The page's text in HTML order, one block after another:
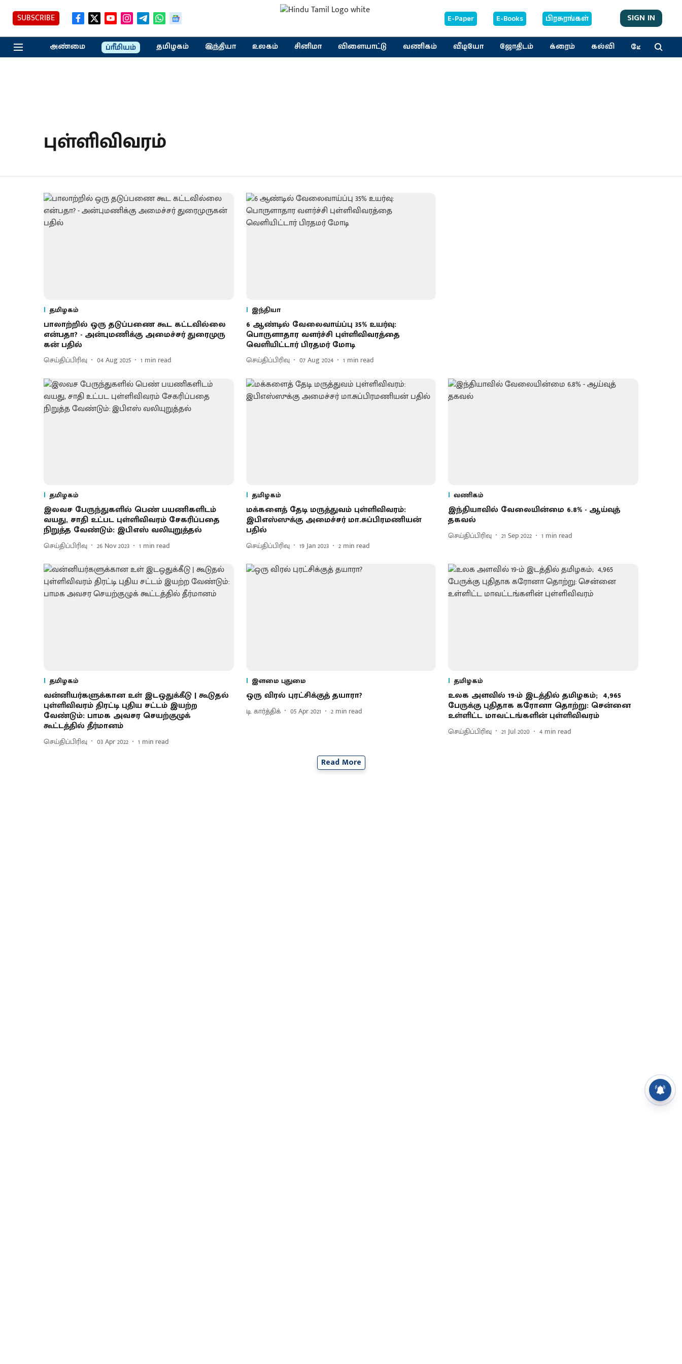
SUBSCRIBE E-Paper E-Books பிரசுரங்கள் SIGN IN
அண்மை ப்ரீமியம் தமிழகம் இந்தியா உலகம் சினிமா விளையாட்டு வணிகம் வீடியோ ஜோதிடம் க்ரைம் கல்வி மேலும்
புள்ளிவிவரம்
தமிழகம்
பாலாற்​றில் ஒரு தடுப்​பணை​ கூட கட்டவில்லை
என்பதா? - அன்​புமணிக்கு அமைச்​சர் துரை​முரு​
கன் பதில்
செய்திப்பிரிவு 04 Aug 2025 1 min read
இந்தியா
6 ஆண்டில் வேலைவாய்ப்பு 35% உயர்வு:
பொருளாதார வளர்ச்சி புள்ளிவிவரத்தை
வெளியிட்டார் பிரதமர் மோடி
செய்திப்பிரிவு 07 Aug 2024 1 min read
தமிழகம்
இலவச பேருந்துகளில் பெண் பயணிகளிடம்
வயது, சாதி உட்பட புள்ளிவிவரம் சேகரிப்பதை
நிறுத்த வேண்டும்: இபிஎஸ் வலியுறுத்தல்
செய்திப்பிரிவு 26 Nov 2023 1 min read
தமிழகம்
மக்களைத் தேடி மருத்துவம் புள்ளிவிவரம்:
இபிஎஸ்ஸுக்கு அமைச்சர் மா.சுப்பிரமணியன்
பதில்
செய்திப்பிரிவு 19 Jan 2023 2 min read
வணிகம்
இந்தியாவில் வேலையின்மை 6.8% - ஆய்வுத்
தகவல்
செய்திப்பிரிவு 21 Sep 2022 1 min read
தமிழகம்
வன்னியர்களுக்கான உள் இடஒதுக்கீடு | கூடுதல்
புள்ளிவிவரம் திரட்டி புதிய சட்டம் இயற்ற
வேண்டும்: பாமக அவசர செயற்குழுக்
கூட்டத்தில் தீர்மானம்
செய்திப்பிரிவு 03 Apr 2022 1 min read
இளமை புதுமை
ஒரு விரல் புரட்சிக்குத் தயாரா?
டி. கார்த்திக் 05 Apr 2021 2 min read
தமிழகம்
உலக அளவில் 19-ம் இடத்தில் தமிழகம்; 4,965
பேருக்கு புதிதாக கரோனா தொற்று: சென்னை
உள்ளிட்ட மாவட்டங்களின் புள்ளிவிவரம்
செய்திப்பிரிவு 21 Jul 2020 4 min read
Read More